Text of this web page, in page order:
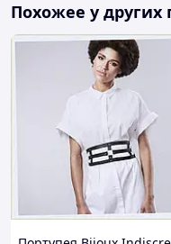
Похожее у других